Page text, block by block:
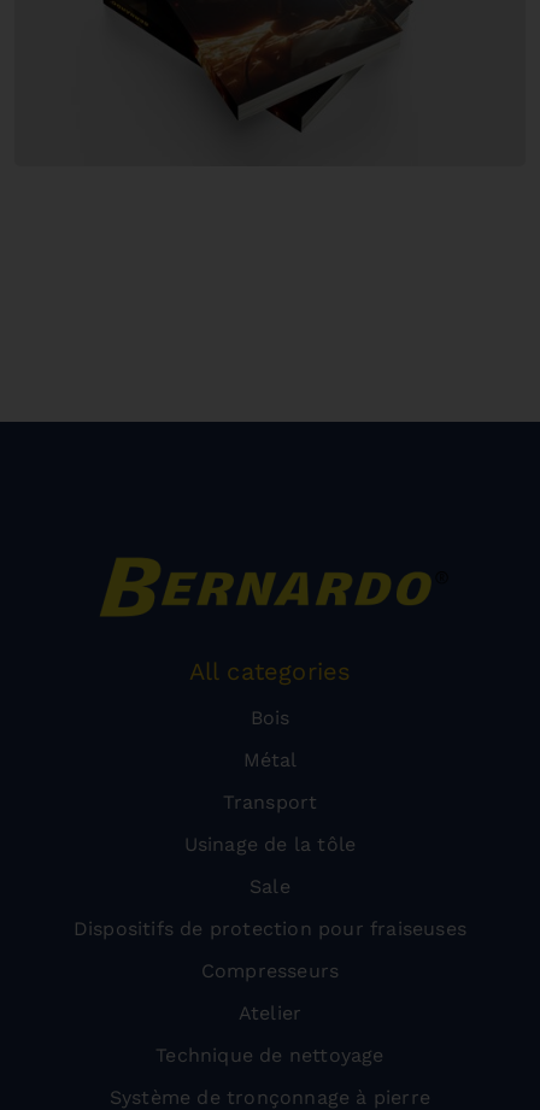
All categories
Bois
Métal
Transport
Usinage de la tôle
Sale
Dispositifs de protection pour fraiseuses
Compresseurs
Atelier
Technique de nettoyage
Système de tronçonnage à pierre